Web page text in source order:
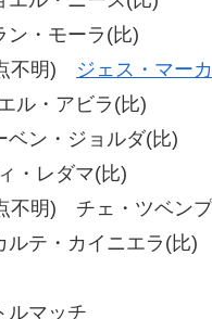
・モーラ(比)
不明)
ジェス・マー
・アビラ(比)
ン・ジョルダ(比)
・レダマ(比)
明) チェ・ツベン
テ・カイニエラ(比)
ルマッチ